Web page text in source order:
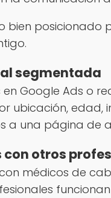
bien
segmentada
Google Ads o
ubicación, edad,
a una página de
otros
médicos de